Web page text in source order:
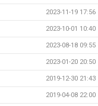
2023-11-19 17:56
2023-10-01 10:40
2023-08-18 09:55
2023-01-20 20:50
2019-12-30 21:43
2019-04-08 22:00